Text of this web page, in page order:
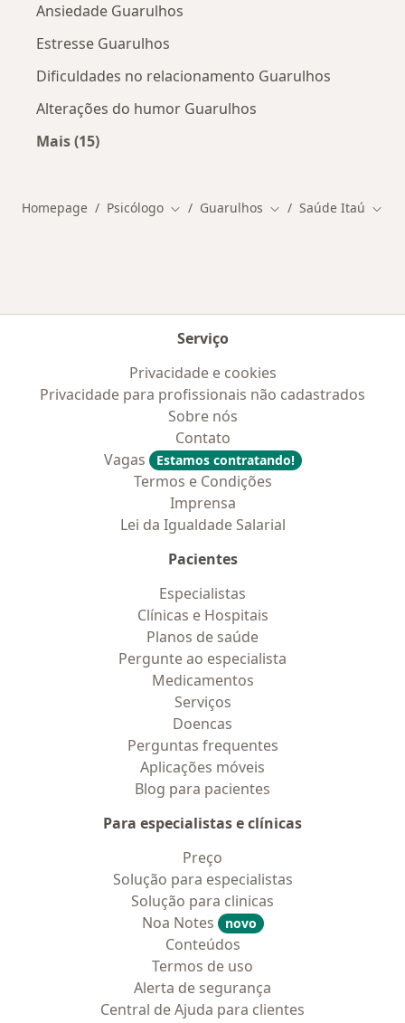
Ansiedade Guarulhos
Estresse Guarulhos
Dificuldades no relacionamento Guarulhos
Alterações do humor Guarulhos
Mais (15)
Homepage Psicólogo Mudar de cidade
Guarulhos Mudar de cidade
Saúde Itaú
Serviço
Privacidade e cookies
Privacidade para profissionais não cadastrados
Sobre nós
Contato
Vagas
Estamos contratando!
Termos e Condições
Imprensa
Lei da Igualdade Salarial
Pacientes
Especialistas
Clínicas e Hospitais
Planos de saúde
Pergunte ao especialista
Medicamentos
Serviços
Doencas
Perguntas frequentes
Aplicações móveis
Blog para pacientes
Para especialistas e clínicas
Preço
Solução para especialistas
Solução para clinicas
Noa Notes
novo
Conteúdos
Termos de uso
Alerta de segurança
Central de Ajuda para clientes